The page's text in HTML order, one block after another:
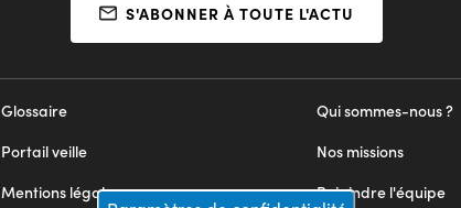
S'ABONNER À TOUTE L'ACTU
Qui sommes-nous ?
Nos missions
Rejoindre l'équipe
Glossaire
Portail veille
Mentions légales